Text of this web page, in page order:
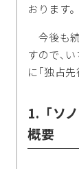
おります。
今後も
すので､
に｢独占
1.「ソ
概要